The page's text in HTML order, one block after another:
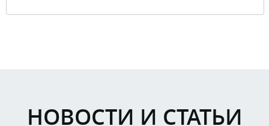
НОВОСТИ И СТАТЬИ